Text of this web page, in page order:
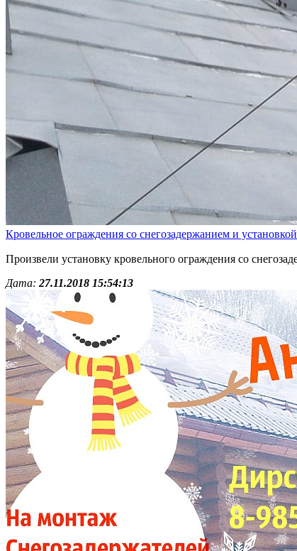
Кровельное ограждения со снегозадержанием и
Произвели установку кровельного ограждения со
Дата: 27.11.2018 15:54:13